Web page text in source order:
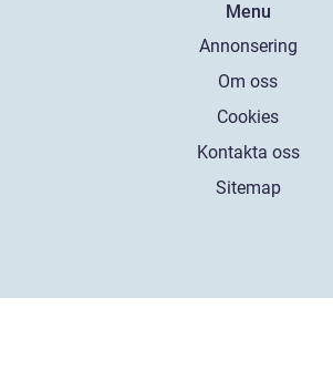
Menu
Annonsering
Om oss
Cookies
Kontakta oss
Sitemap